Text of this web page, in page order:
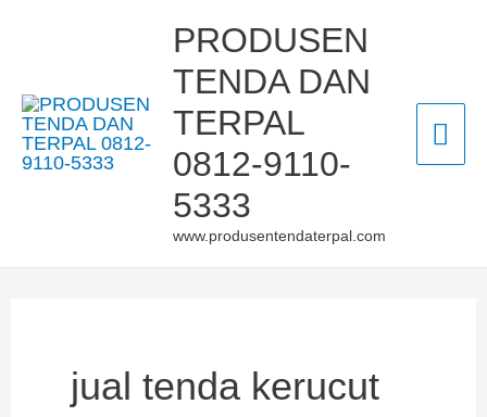
PRODUSEN
TENDA DAN
TERPAL
0812-9110-
5333
www.produsentendaterpal.com
jual tenda kerucut